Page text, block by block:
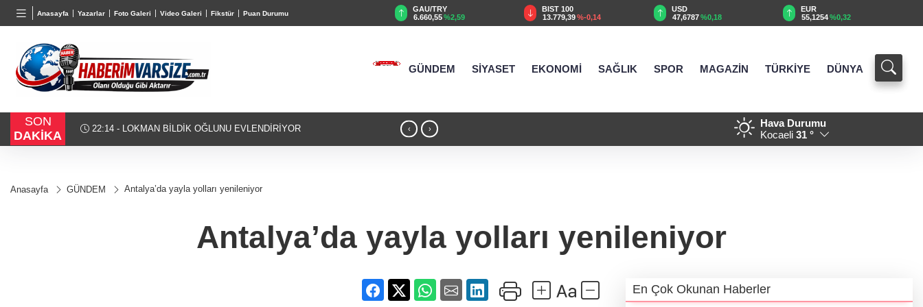
Anasayfa Yazarlar Foto Galeri Video Galeri Fikstür Puan Durumu
BGN
27,9743%-0,22
VND
0,0018%0,32
13.779,39
47,6787
55,1254
64,3468
GÜNDEM SİYASET EKONOMİ SAĞLIK SPOR MAGAZİN TÜRKİYE DÜNYA
SON
DAKİKA
21:17 - Bakan Tekin üniversite adaylarıyla tecrübe paylaştı 21:01 - Eyüpsultan
‹ ›
Hava Durumu
Kocaeli 31 °
Anasayfa GÜNDEM Antalya’da yayla yolları yenileniyor
Antalya’da yayla yolları yenileniyor
En Çok Okunan Haberler